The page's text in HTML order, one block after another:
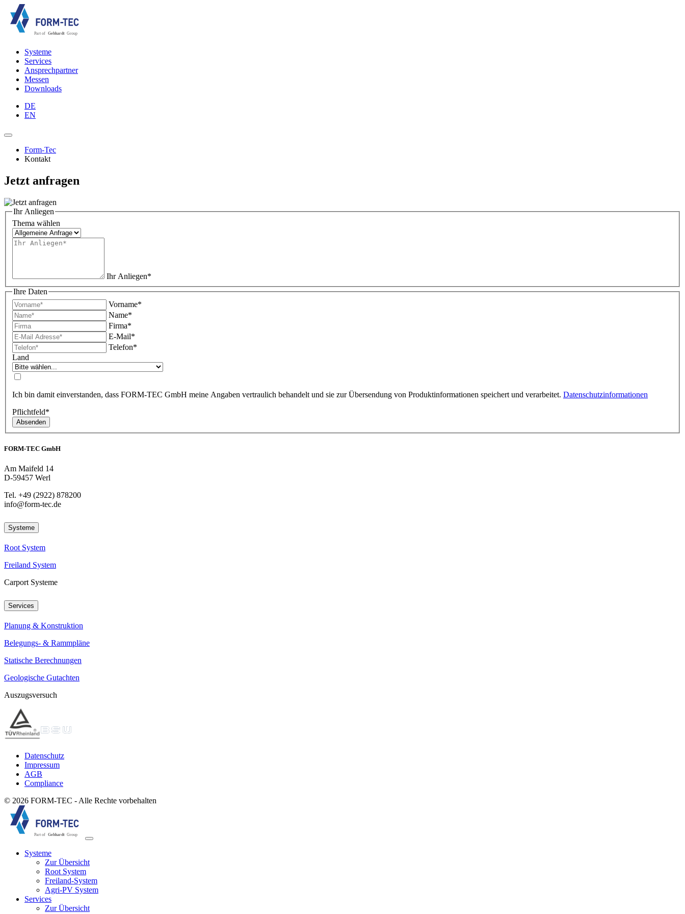
Systeme
Services
Ansprechpartner
Messen
Downloads
DE
EN
Form-Tec
Kontakt
Jetzt anfragen
Ihr Anliegen
Thema wählen
Ihr Anliegen*
Ihre Daten
Vorname*
Name*
Firma*
E-Mail*
Telefon*
Land
Ich bin damit einverstanden, dass FORM-TEC GmbH meine Angaben vertraulich behandelt und sie zur Übersendung von Produktinformationen speichert und verarbeitet. Datenschutzinformationen
Pflichtfeld*
FORM-TEC GmbH
Am Maifeld 14
D-59457 Werl
Tel. +49 (2922) 878200
info@form-tec.de
Systeme
Root System
Freiland System
Carport Systeme
Services
Planung & Konstruktion
Belegungs- & Rammpläne
Statische Berechnungen
Geologische Gutachten
Auszugsversuch
Datenschutz
Impressum
AGB
Compliance
© 2026 FORM-TEC - Alle Rechte vorbehalten
Systeme
Zur Übersicht
Root System
Freiland-System
Agri-PV System
Services
Zur Übersicht